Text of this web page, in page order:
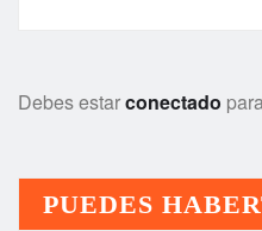
Debes estarconectado
PUEDES